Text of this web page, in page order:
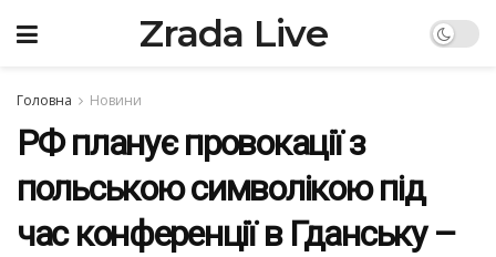
Zrada Live
Головна Новини
РФ планує провокації з
польською символікою під
час конференції в Гданську –